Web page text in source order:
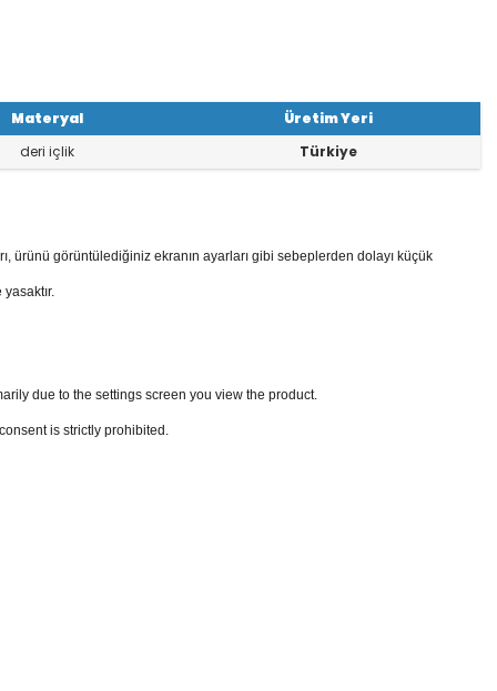
Materyal
Üretim Yeri
deri içlik Türkiye
ürünü görüntülediğiniz ekranın ayarları gibi sebeplerden dolayı küçük
due to the settings screen you view the product.
is strictly prohibited.